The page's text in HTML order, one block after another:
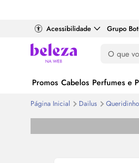
Acessibilidade Grupo
Promos Cabelos Perfumes e
Página Inicial Dailus